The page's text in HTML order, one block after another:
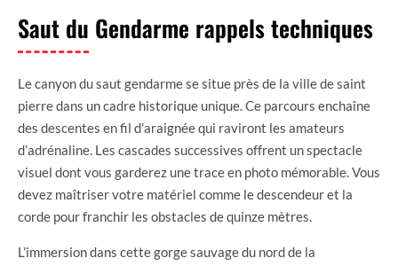
Saut du Gendarme rappels techniques
Le canyon du saut gendarme se situe près de la ville de saint
pierre dans un cadre historique unique. Ce parcours enchaîne
des descentes en fil d’araignée qui raviront les amateurs
d’adrénaline. Les cascades successives offrent un spectacle
visuel dont vous garderez une trace en photo mémorable. Vous
devez maîtriser votre matériel comme le descendeur et la
corde pour franchir les obstacles de quinze mètres.
L’immersion dans cette gorge sauvage du nord de la